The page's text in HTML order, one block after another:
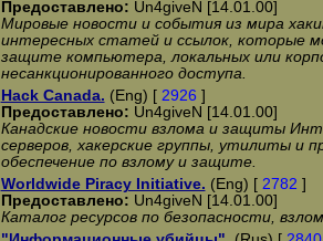
Предоставлено: Un4giveN [14.01.00]
Мировые новости и события из мира
интересных статей и ссылок, которые
защите компьютера, локальных или
несанкционированного доступа.
Hack Canada. (Eng) [ 2926 ]
Предоставлено: Un4giveN [14.01.00]
Канадские новости взлома и защиты
серверов, хакерские группы, утилиты и
обеспечение по взлому и защите.
Worldwide Piracy Initiative. (Eng) [ 2782 ]
Предоставлено: Un4giveN [14.01.00]
Каталог ресурсов по безопасности,